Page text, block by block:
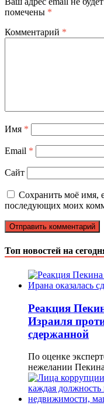
помечены *
Комментарий *
Имя *
Email *
Сайт
Сохранить моё имя,
последующих моих
Топ новостей на
Реакция
Израиля
сдержанной
По оценке
нежелании